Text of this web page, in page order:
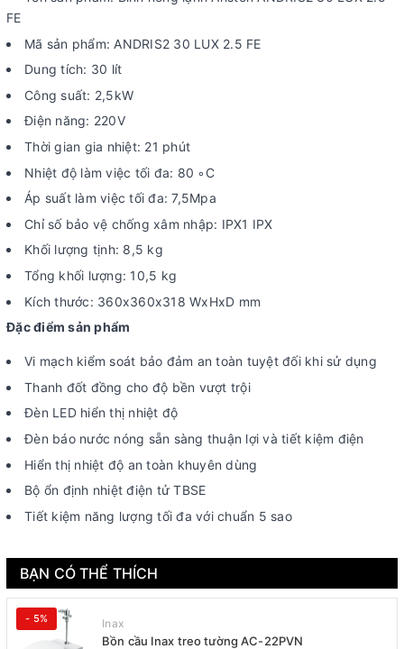
FE
Mã sản phẩm: ANDRIS2 30 LUX 2.5 FE​
Dung tích: 30 lít
Công suất: 2,5kW
Điện năng: 220V
Thời gian gia nhiệt: 21 phút
Nhiệt độ làm việc tối đa: 80 ◦C
Áp suất làm việc tối đa: 7,5Mpa
Chỉ số bảo vệ chống xâm nhập: IPX1 IPX
Khối lượng tịnh: 8,5 kg
Tổng khối lượng: 10,5 kg
Kích thước: 360x360x318 WxHxD mm
Đặc điểm sản phẩm
Vi mạch kiểm soát bảo đảm an toàn tuyệt đối khi sử dụng
Thanh đốt đồng cho độ bền vượt trội
Đèn LED hiển thị nhiệt độ
Đèn báo nước nóng sẵn sàng thuận lợi và tiết kiệm điện
Hiển thị nhiệt độ an toàn khuyên dùng
Bộ ổn định nhiệt điện tử TBSE
Tiết kiệm năng lượng tối đa với chuẩn 5 sao
BẠN CÓ THỂ THÍCH
- 5% Inax
Bồn cầu Inax treo tường AC-22PVN